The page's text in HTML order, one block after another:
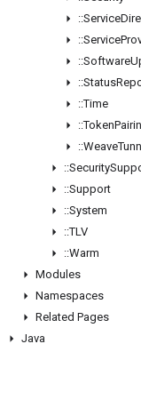
::Service
::Service
::Software
::Status
::Time
::Token
::Weave
::Security
::Support
::System
::TLV
::Warm
Modules
Namespaces
Related Pages
Java